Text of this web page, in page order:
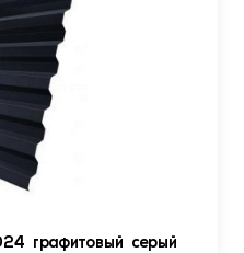
графитовый серый